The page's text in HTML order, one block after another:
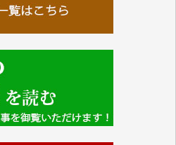
をいただいた方々より、た
ジが届いています。感謝を込
ご紹介いたします。